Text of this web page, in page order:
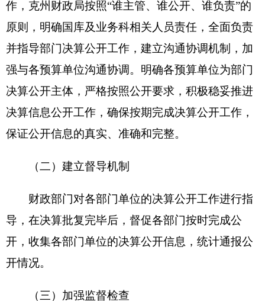
开情况纳入部门决算工作年终考核范围，对于未按
要求完成部门决算公开的单位将取消决算评优资
格。
附件：新疆克州本级2020年部门决算汇总.XLS
（此件公开发布）
打印本页
各县（市）网站 媒体
省区市政府